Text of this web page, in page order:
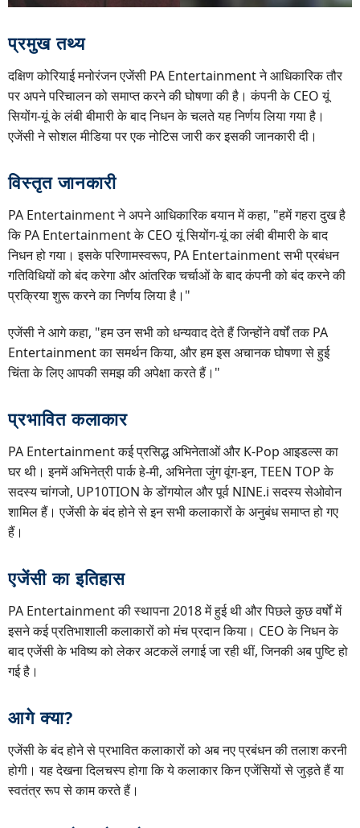
प्रमुख तथ्य
दक्षिण कोरियाई मनोरंजन एजेंसी PA Entertainment ने आधिकारिक तौर
पर अपने परिचालन को समाप्त करने की घोषणा की है। कंपनी के CEO यूं
सियोंग-यूं के लंबी बीमारी के बाद निधन के चलते यह निर्णय लिया गया है।
एजेंसी ने सोशल मीडिया पर एक नोटिस जारी कर इसकी जानकारी दी।
विस्तृत जानकारी
PA Entertainment ने अपने आधिकारिक बयान में कहा, "हमें गहरा दुख है
कि PA Entertainment के CEO यूं सियोंग-यूं का लंबी बीमारी के बाद
निधन हो गया। इसके परिणामस्वरूप, PA Entertainment सभी प्रबंधन
गतिविधियों को बंद करेगा और आंतरिक चर्चाओं के बाद कंपनी को बंद करने की
प्रक्रिया शुरू करने का निर्णय लिया है।"
एजेंसी ने आगे कहा, "हम उन सभी को धन्यवाद देते हैं जिन्होंने वर्षों तक PA
Entertainment का समर्थन किया, और हम इस अचानक घोषणा से हुई
चिंता के लिए आपकी समझ की अपेक्षा करते हैं।"
प्रभावित कलाकार
PA Entertainment कई प्रसिद्ध अभिनेताओं और K-Pop आइडल्स का
घर थी। इनमें अभिनेत्री पार्क हे-मी, अभिनेता जुंग वूंग-इन, TEEN TOP के
सदस्य चांगजो, UP10TION के डोंगयोल और पूर्व NINE.i सदस्य सेओवोन
शामिल हैं। एजेंसी के बंद होने से इन सभी कलाकारों के अनुबंध समाप्त हो गए
हैं।
एजेंसी का इतिहास
PA Entertainment की स्थापना 2018 में हुई थी और पिछले कुछ वर्षों में
इसने कई प्रतिभाशाली कलाकारों को मंच प्रदान किया। CEO के निधन के
बाद एजेंसी के भविष्य को लेकर अटकलें लगाई जा रही थीं, जिनकी अब पुष्टि हो
गई है।
आगे क्या?
एजेंसी के बंद होने से प्रभावित कलाकारों को अब नए प्रबंधन की तलाश करनी
होगी। यह देखना दिलचस्प होगा कि ये कलाकार किन एजेंसियों से जुड़ते हैं या
स्वतंत्र रूप से काम करते हैं।